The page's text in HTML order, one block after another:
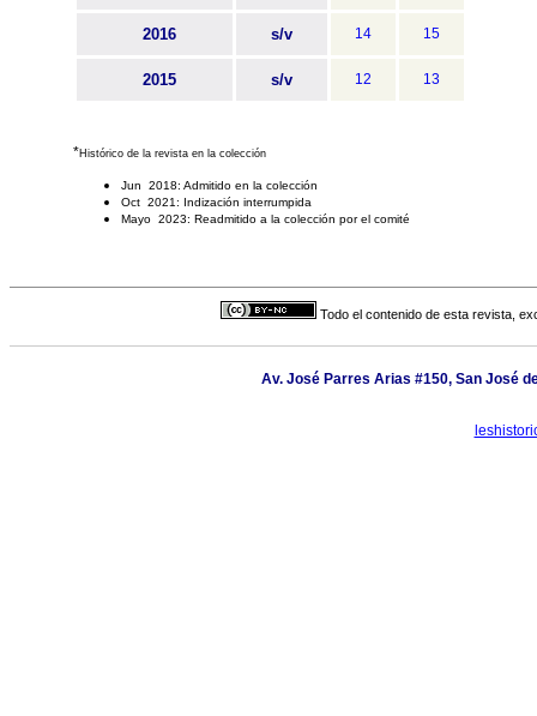
2016 s/v 14 15
2015 s/v 12 13
*Histórico de la revista en la colección
Jun 2018: Admitido en la colección
Oct 2021: Indización interrumpida
Mayo 2023: Readmitido a la colección por el comité
Todo el contenido de esta revista,
Av. José Parres Arias #150, San José